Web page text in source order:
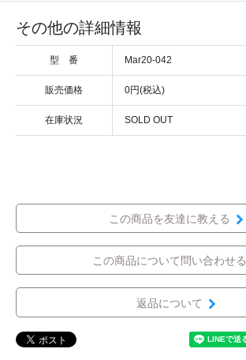
その他の詳細情報
型 番 Mar20-042
販売価格 0円(税込)
在庫状況 SOLD OUT
この商品を友達に教える
この商品について問い合わせる
返品について